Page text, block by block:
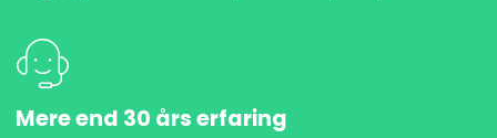
Mere end 30 års erfaring